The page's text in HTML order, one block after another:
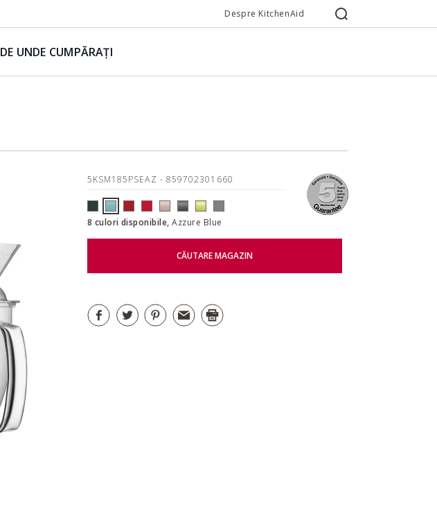
Despre KitchenAid
DE UNDE CUMPĂRAȚI
5KSM185PSEAZ - 859702301660
8 culori disponibile,Azzure Blue
CĂUTARE MAGAZIN